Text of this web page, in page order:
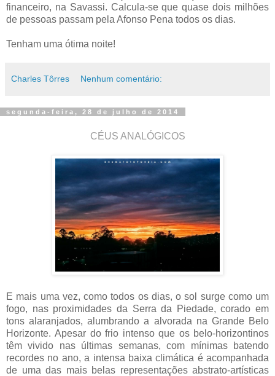
financeiro, na Savassi. Calcula-se que quase dois milhões
de pessoas passam pela Afonso Pena todos os dias.
Tenham uma ótima noite!
Charles Tôrres Nenhum comentário:
segunda-feira, 28 de julho de 2014
CÉUS ANALÓGICOS
E mais uma vez, como todos os dias, o sol surge como um
fogo, nas proximidades da Serra da Piedade, corado em
tons alaranjados, alumbrando a alvorada na Grande Belo
Horizonte. Apesar do frio intenso que os belo-horizontinos
têm vivido nas últimas semanas, com mínimas batendo
recordes no ano, a intensa baixa climática é acompanhada
de uma das mais belas representações abstrato-artísticas